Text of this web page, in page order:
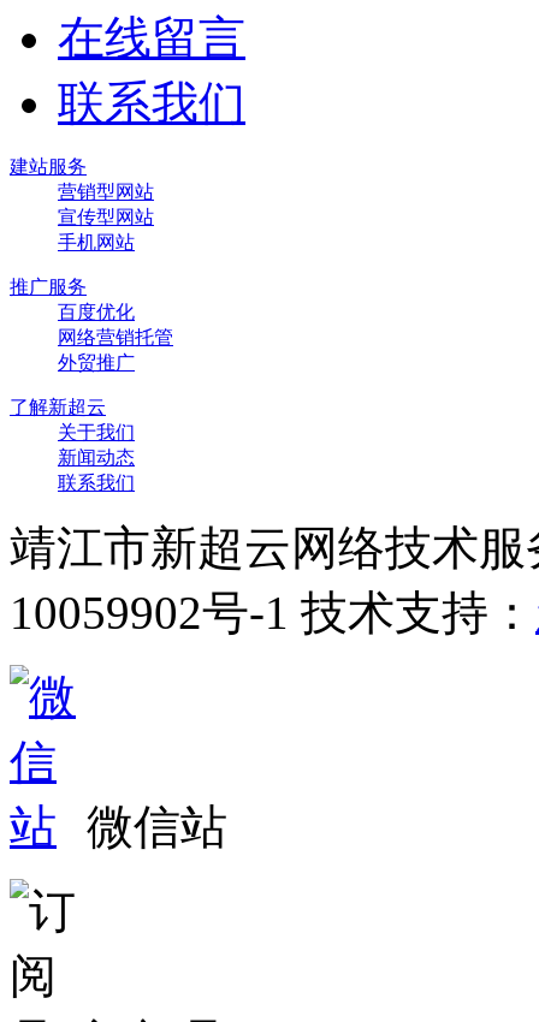
在线留言
联系我们
建站服务
营销型网站
宣传型网站
手机网站
推广服务
百度优化
网络营销托管
外贸推广
了解新超云
关于我们
新闻动态
联系我们
靖江市新超云网络技术
10059902号-1 技术支持：
微信站